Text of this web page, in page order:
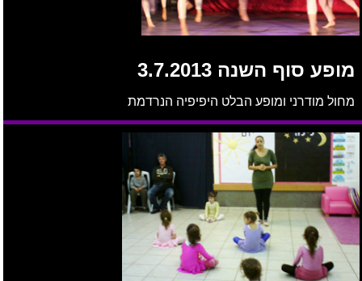
מופע סוף השנה 3.7.2013
מחול מודרני ומופע הבלט היפיפיה הנרדמת